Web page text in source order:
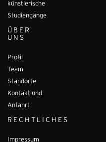
künstlerische
Studiengänge
ÜBER
UNS
Profil
Team
Standorte
Kontakt und
Anfahrt
RECHTLICHES
Impressum